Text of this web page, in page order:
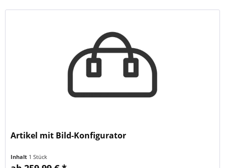
Artikel mit Bild-Konfigurator
Inhalt 1 Stück